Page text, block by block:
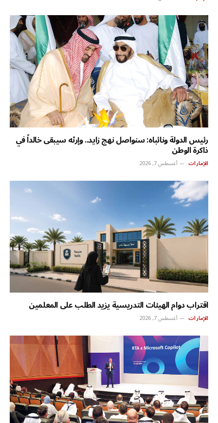
رئيس الدولة ونائباه: سنواصل نهج زايد.. وإرثه سيبقى خالداً في
ذاكرة الوطن
الإمارات أغسطس 7, 2026
اقتراب دوام الهيئات التدريسية يزيد الطلب على المعلمين
الإمارات أغسطس 7, 2026